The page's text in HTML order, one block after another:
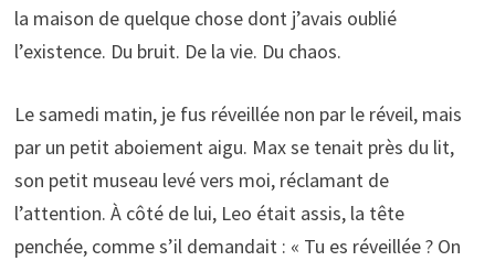
la maison de quelque chose dont j’avais oublié
l’existence. Du bruit. De la vie. Du chaos.
Le samedi matin, je fus réveillée non par le réveil, mais
par un petit aboiement aigu. Max se tenait près du lit,
son petit museau levé vers moi, réclamant de
l’attention. À côté de lui, Leo était assis, la tête
penchée, comme s’il demandait : « Tu es réveillée ? On